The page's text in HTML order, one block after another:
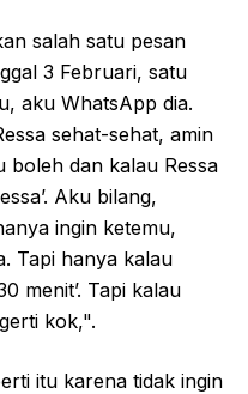
salah satu pesan
3 Februari, satu
aku WhatsApp dia.
sehat-sehat, amin
boleh dan kalau Ressa
Aku bilang,
ingin ketemu,
Tapi hanya kalau
menit’. Tapi kalau
kok,".
itu karena tidak ingin